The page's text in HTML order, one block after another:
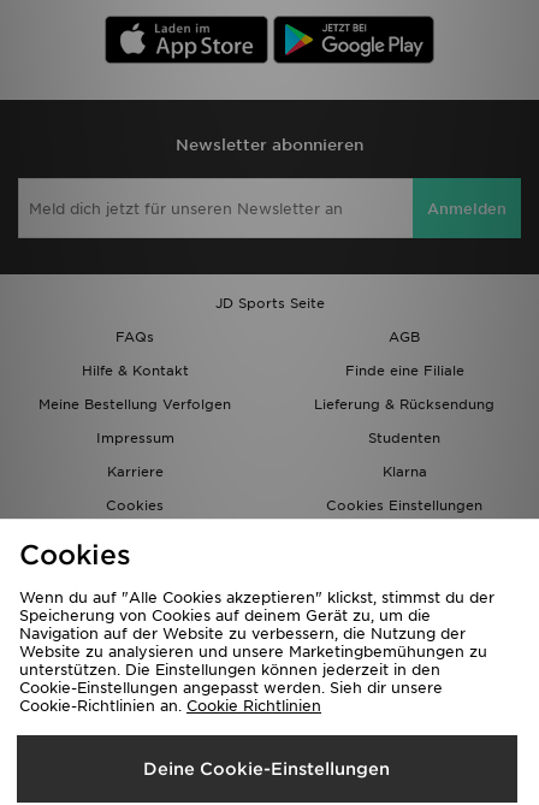
Newsletter abonnieren
Anmelden
JD Sports Seite
FAQs
AGB
Hilfe & Kontakt
Finde eine Filiale
Meine Bestellung Verfolgen
Lieferung & Rücksendung
Impressum
Studenten
Karriere
Klarna
Cookies
Cookies Einstellungen
Lieferung Nach
Deutschland
Cookies
Wenn du auf "Alle Cookies akzeptieren" klickst, stimmst du der
Speicherung von Cookies auf deinem Gerät zu, um die
Navigation auf der Website zu verbessern, die Nutzung der
Website zu analysieren und unsere Marketingbemühungen zu
unterstützen. Die Einstellungen können jederzeit in den
Cookie-Einstellungen angepasst werden. Sieh dir unsere
Cookie-Richtlinien an. Cookie Richtlinien
Deine Cookie-Einstellungen